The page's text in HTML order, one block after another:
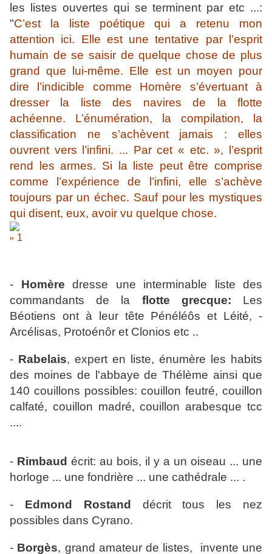
les listes ouvertes qui se terminent par etc ...:
"C’est la liste poétique qui a retenu mon
attention ici. Elle est une tentative par l’esprit
humain de se saisir de quelque chose de plus
grand que lui-même. Elle est un moyen pour
dire l’indicible comme Homère s’évertuant à
dresser la liste des navires de la flotte
achéenne. L’énumération, la compilation, la
classification ne s’achèvent jamais : elles
ouvrent vers l’infini. ... Par cet « etc. », l’esprit
rend les armes. Si la liste peut être comprise
comme l’expérience de l’infini, elle s’achève
toujours par un échec. Sauf pour les mystiques
qui disent, eux, avoir vu quelque chose.
" 1
- Homère dresse une interminable liste des
commandants de la flotte grecque: Les
Béotiens ont à leur tête Pénéléôs et Léité, -
Arcélisas, Protoénôr et Clonios etc ..
- Rabelais, expert en liste, énumère les habits
des moines de l'abbaye de Thélème ainsi que
140 couillons possibles: couillon feutré, couillon
calfaté, couillon madré, couillon arabesque tcc
....
- Rimbaud écrit: au bois, il y a un oiseau ... une
horloge ... une fondrière ... une cathédrale ... .
- Edmond Rostand
décrit tous les nez
possibles dans Cyrano.
- Borgès, grand amateur de listes, invente une